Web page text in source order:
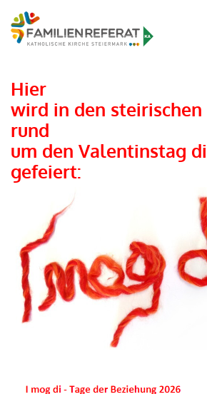
Hier
wird in den steirischen
rund
um den Valentinstag
gefeiert: